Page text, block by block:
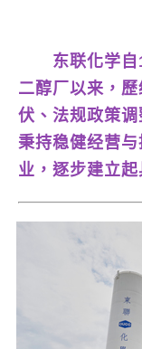
东联化学
二醇厂以来，
伏、法规政策
秉持稳健经营
业，逐步建立